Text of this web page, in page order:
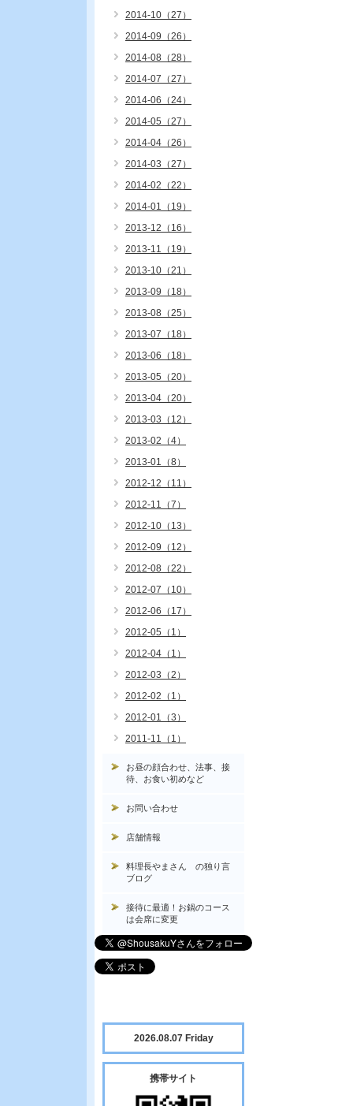
2014-10（27）
2014-09（26）
2014-08（28）
2014-07（27）
2014-06（24）
2014-05（27）
2014-04（26）
2014-03（27）
2014-02（22）
2014-01（19）
2013-12（16）
2013-11（19）
2013-10（21）
2013-09（18）
2013-08（25）
2013-07（18）
2013-06（18）
2013-05（20）
2013-04（20）
2013-03（12）
2013-02（4）
2013-01（8）
2012-12（11）
2012-11（7）
2012-10（13）
2012-09（12）
2012-08（22）
2012-07（10）
2012-06（17）
2012-05（1）
2012-04（1）
2012-03（2）
2012-02（1）
2012-01（3）
2011-11（1）
お昼の顔合わせ、法事、接
待、お食い初めなど
お問い合わせ
店舗情報
料理長やまさん の独り言
ブログ
接待に最適！お鍋のコース
は会席に変更
2026.08.07 Friday
携帯サイト